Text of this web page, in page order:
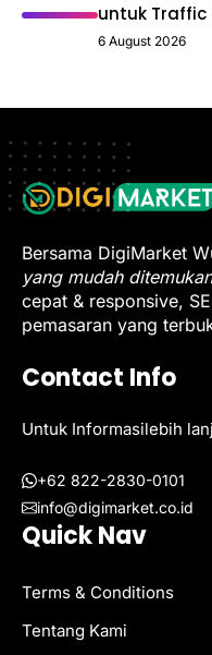
untuk Traffic
6 August 2026
Bersama DigiMarket
yang mudah
cepat & responsive,
pemasaran yang
Contact Info
Untuk Informasilebih
+62 822-2830-0101
info@digimarket.co.id
Quick Nav
Terms & Conditions
Tentang Kami